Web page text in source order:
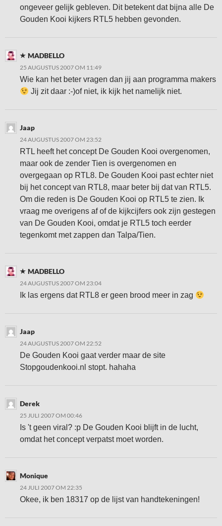
ongeveer gelijk gebleven. Dit betekent dat bijna alle De
Gouden Kooi kijkers RTL5 hebben gevonden.
MADBELLO
25 AUGUSTUS 2007 OM 11:49
Wie kan het beter vragen dan jij aan programma makers
Jij zit daar :-)of niet, ik kijk het namelijk niet.
Jaap
24 AUGUSTUS 2007 OM 23:52
RTL heeft het concept De Gouden Kooi overgenomen,
maar ook de zender Tien is overgenomen en
overgegaan op RTL8. De Gouden Kooi past echter niet
bij het concept van RTL8, maar beter bij dat van RTL5.
Om die reden is De Gouden Kooi op RTL5 te zien. Ik
vraag me overigens af of de kijkcijfers ook zijn gestegen
van De Gouden Kooi, omdat je RTL5 toch eerder
tegenkomt met zappen dan Talpa/Tien.
MADBELLO
24 AUGUSTUS 2007 OM 23:04
Ik las ergens dat RTL8 er geen brood meer in zag
Jaap
24 AUGUSTUS 2007 OM 22:52
De Gouden Kooi gaat verder maar de site
Stopgoudenkooi.nl stopt. hahaha
Derek
25 JULI 2007 OM 00:46
Is 't geen viral? :p De Gouden Kooi blijft in de lucht,
omdat het concept verpatst moet worden.
Monique
24 JULI 2007 OM 22:35
Okee, ik ben 18317 op de lijst van handtekeningen!